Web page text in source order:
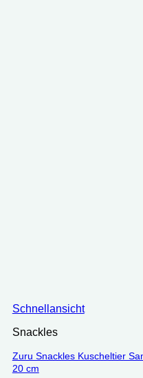
Schnellansicht
Snackles
Zuru Snackles Kuscheltier
20 cm